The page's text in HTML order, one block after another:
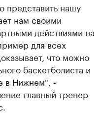
представить нашу
нам своими
действиями на
для всех
что можно
баскетболиста и
в Нижнем", -
главный тренер